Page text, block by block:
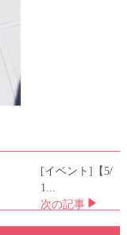
[イベント]【5/
1...
次の記事